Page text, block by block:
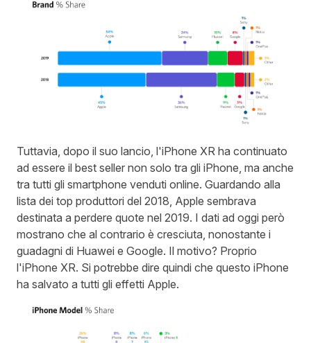
Tuttavia, dopo il suo lancio, l'iPhone XR ha continuato
ad essere il best seller non solo tra gli iPhone, ma anche
tra tutti gli smartphone venduti online. Guardando alla
lista dei top produttori del 2018, Apple sembrava
destinata a perdere quote nel 2019. I dati ad oggi però
mostrano che al contrario è cresciuta, nonostante i
guadagni di Huawei e Google. Il motivo? Proprio
l'iPhone XR. Si potrebbe dire quindi che questo iPhone
ha salvato a tutti gli effetti Apple.